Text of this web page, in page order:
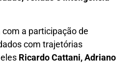
a participação de
com trajetórias
Ricardo Cattani, Adriano